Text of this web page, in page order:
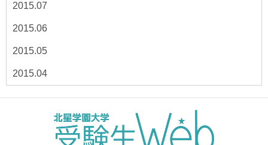
2015.07
2015.06
2015.05
2015.04